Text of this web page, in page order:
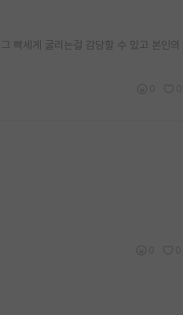
빡세게 굴리는걸 감당할 수 있고 본인